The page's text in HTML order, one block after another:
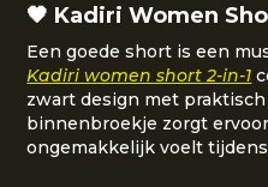
🖤 Kadiri Women
Een goede short is een
Kadiri women short 2-in-1
zwart design met
binnenbroekje zorgt
ongemakkelijk voelt